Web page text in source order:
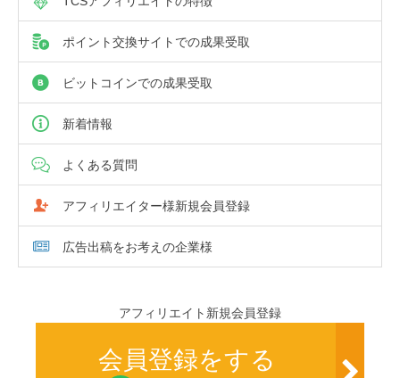
ポイント交換サイトでの成果受取
ビットコインでの成果受取
新着情報
よくある質問
アフィリエイター様新規会員登録
広告出稿をお考えの企業様
アフィリエイト新規会員登録
会員登録をする